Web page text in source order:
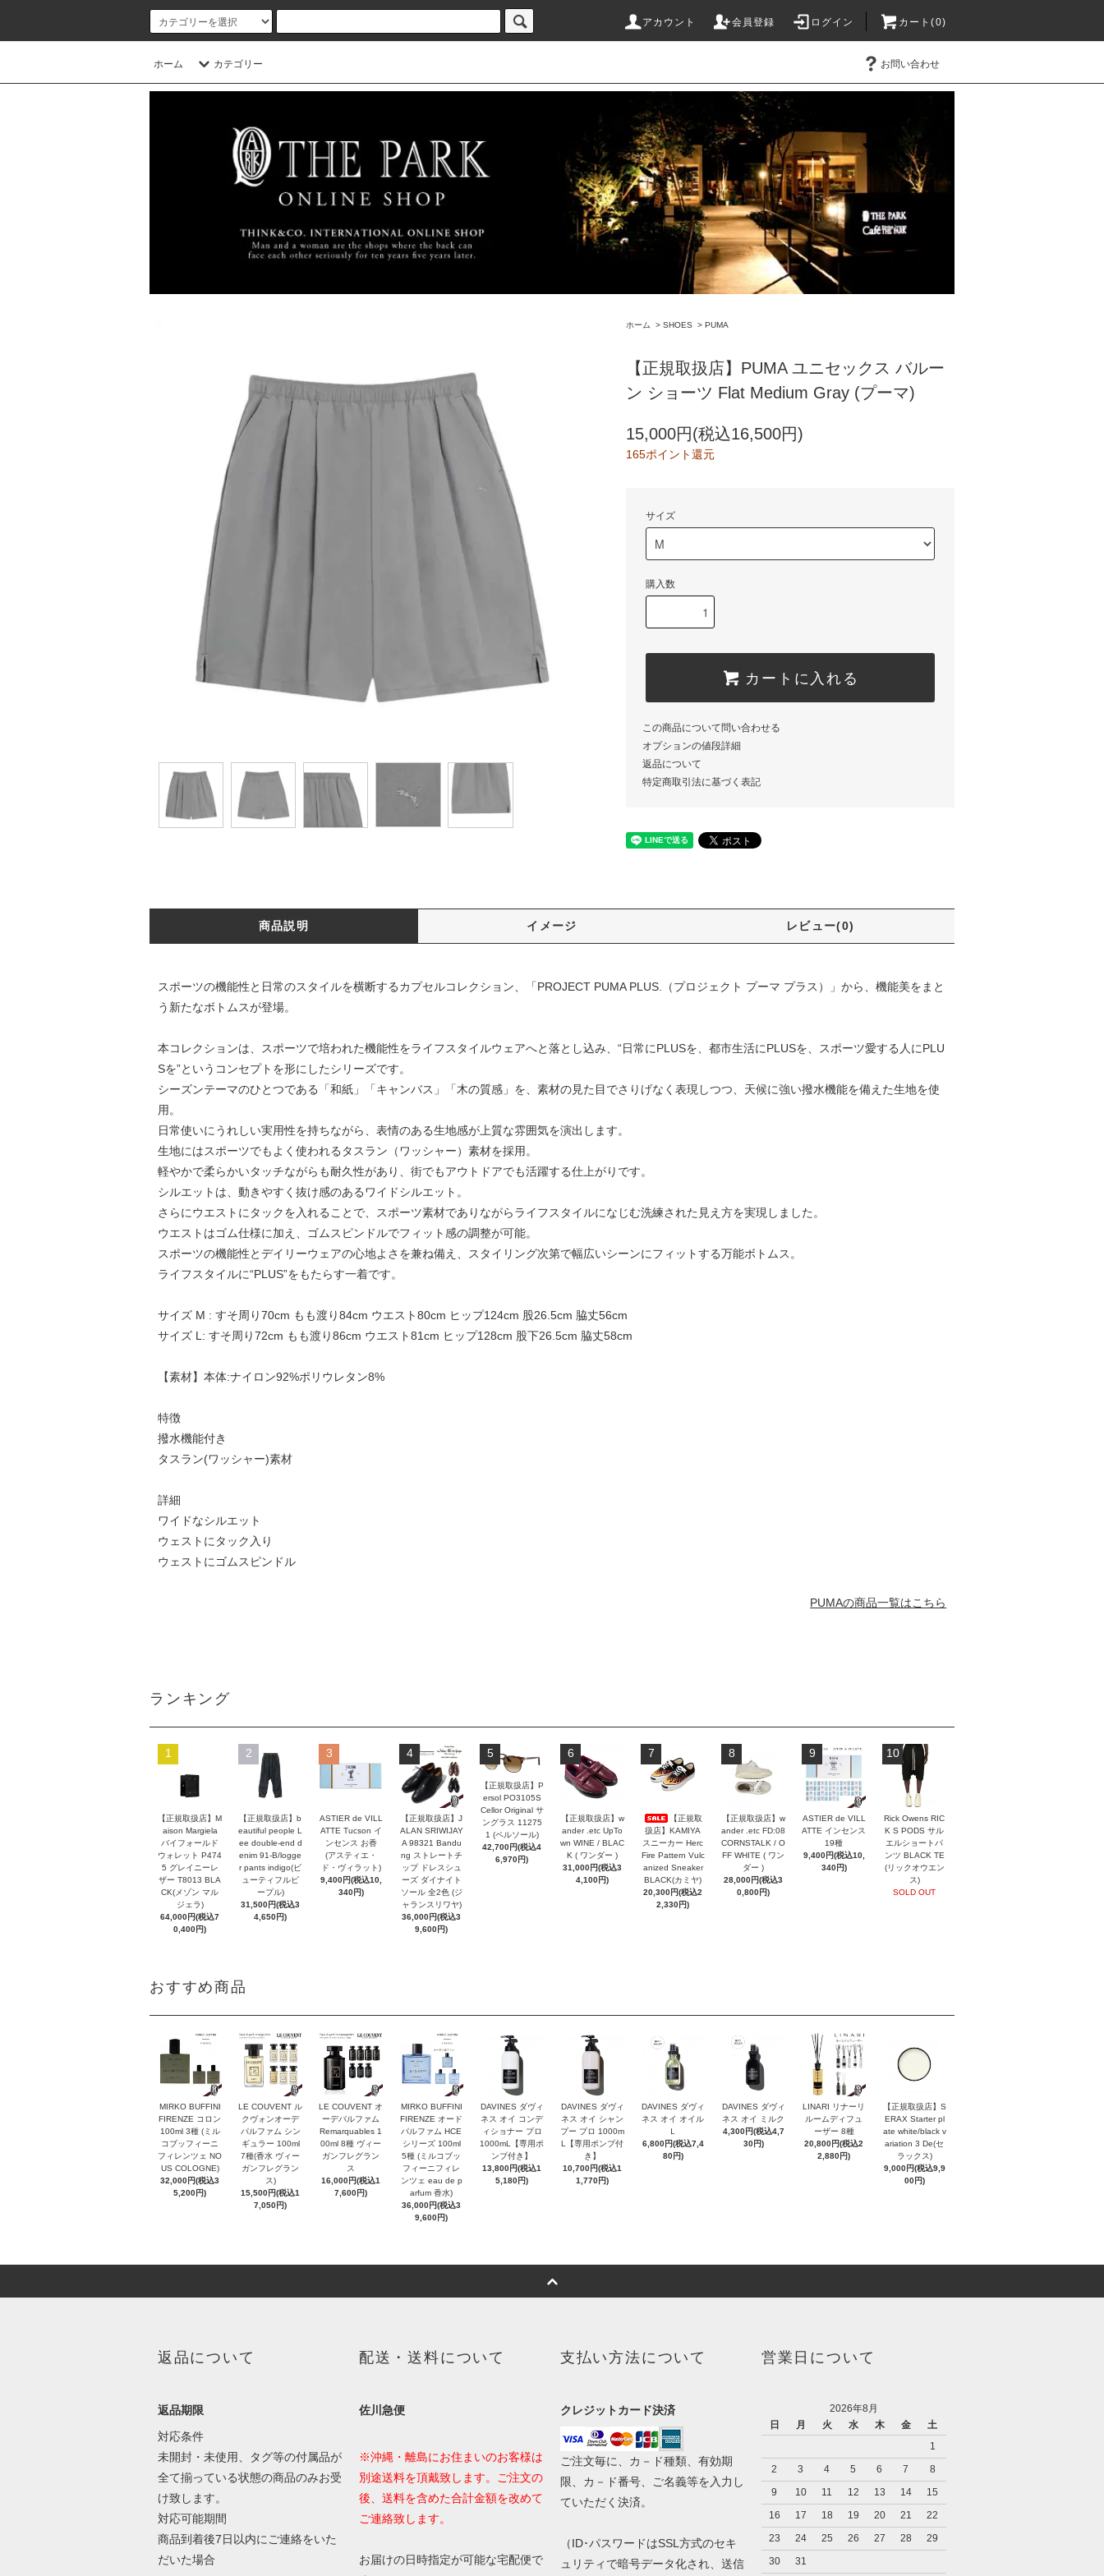
アカウント 会員登録 ログイン カート(0)
ホーム カテゴリー お問い合わせ
ホーム > SHOES > PUMA
【正規取扱店】PUMA ユニセックス バルー
ン ショーツ Flat Medium Gray (プーマ)
15,000円(税込16,500円)
165ポイント還元
サイズ
購入数
カートに入れる
この商品について問い合わせる
オプションの値段詳細
返品について
特定商取引法に基づく表記
商品説明 イメージ レビュー(0)
スポーツの機能性と日常のスタイルを横断するカプセルコレクション、「PROJECT PUMA PLUS.（プロジェクト プーマ プラス）」から、機能美をまと
う新たなボトムスが登場。
本コレクションは、スポーツで培われた機能性をライフスタイルウェアへと落とし込み、“日常にPLUSを、都市生活にPLUSを、スポーツ愛する人にPLU
Sを”というコンセプトを形にしたシリーズです。
シーズンテーマのひとつである「和紙」「キャンバス」「木の質感」を、素材の見た目でさりげなく表現しつつ、天候に強い撥水機能を備えた生地を使
用。
日常使いにうれしい実用性を持ちながら、表情のある生地感が上質な雰囲気を演出します。
生地にはスポーツでもよく使われるタスラン（ワッシャー）素材を採用。
軽やかで柔らかいタッチながらも耐久性があり、街でもアウトドアでも活躍する仕上がりです。
シルエットは、動きやすく抜け感のあるワイドシルエット。
さらにウエストにタックを入れることで、スポーツ素材でありながらライフスタイルになじむ洗練された見え方を実現しました。
ウエストはゴム仕様に加え、ゴムスピンドルでフィット感の調整が可能。
スポーツの機能性とデイリーウェアの心地よさを兼ね備え、スタイリング次第で幅広いシーンにフィットする万能ボトムス。
ライフスタイルに“PLUS”をもたらす一着です。
サイズ M : すそ周り70cm もも渡り84cm ウエスト80cm ヒップ124cm 股26.5cm 脇丈56cm
サイズ L: すそ周り72cm もも渡り86cm ウエスト81cm ヒップ128cm 股下26.5cm 脇丈58cm
【素材】本体:ナイロン92%ポリウレタン8%
特徴
撥水機能付き
タスラン(ワッシャー)素材
詳細
ワイドなシルエット
ウェストにタック入り
ウェストにゴムスピンドル
PUMAの商品一覧はこちら
ランキング
1
【正規取扱店】M
aison Margiela
バイフォールド
ウォレット P474
5 グレイニーレ
ザー T8013 BLA
CK(メゾン マル
ジェラ)
64,000円(税込7
0,400円)
2
【正規取扱店】b
eautiful people L
ee double-end d
enim 91-B/logge
r pants indigo(ビ
ューティフルピ
ープル)
31,500円(税込3
4,650円)
3
ASTIER de VILL
ATTE Tucson イ
ンセンス お香
(アスティエ・
ド・ヴィラット)
9,400円(税込10,
340円)
4
【正規取扱店】J
ALAN SRIWIJAY
A 98321 Bandu
ng ストレートチ
ップ ドレスシュ
ーズ ダイナイト
ソール 全2色 (ジ
ャランスリワヤ)
36,000円(税込3
9,600円)
5
【正規取扱店】P
ersol PO3105S
Cellor Original サ
ングラス 11275
1 (ペルソール)
42,700円(税込4
6,970円)
6
【正規取扱店】w
ander .etc UpTo
wn WINE / BLAC
K ( ワンダー )
31,000円(税込3
4,100円)
7
【正規取
扱店】KAMIYA
スニーカー Herc
Fire Pattern Vulc
anized Sneaker
BLACK(カミヤ)
20,300円(税込2
2,330円)
8
【正規取扱店】w
ander .etc FD:08
CORNSTALK / O
FF WHITE ( ワン
ダー )
28,000円(税込3
0,800円)
9
ASTIER de VILL
ATTE インセンス
19種
9,400円(税込10,
340円)
10
Rick Owens RIC
K S PODS サル
エルショートパ
ンツ BLACK TE
(リックオウエン
ス)
SOLD OUT
おすすめ商品
MIRKO BUFFINI
FIRENZE コロン
100ml 3種 (ミル
コブッフィーニ
フィレンツェ NO
US COLOGNE)
32,000円(税込3
5,200円)
LE COUVENT ル
クヴォンオーデ
パルファム シン
ギュラー 100ml
7種(香水 ヴィー
ガンフレグラン
ス)
15,500円(税込1
7,050円)
LE COUVENT オ
ーデパルファム
Remarquables 1
00ml 8種 ヴィー
ガンフレグラン
ス
16,000円(税込1
7,600円)
MIRKO BUFFINI
FIRENZE オード
パルファム HCE
シリーズ 100ml
5種 (ミルコブッ
フィーニフィレ
ンツェ eau de p
arfum 香水)
36,000円(税込3
9,600円)
DAVINES ダヴィ
ネス オイ コンデ
ィショナー プロ
1000mL【専用ポ
ンプ付き】
13,800円(税込1
5,180円)
DAVINES ダヴィ
ネス オイ シャン
プー プロ 1000m
L【専用ポンプ付
き】
10,700円(税込1
1,770円)
DAVINES ダヴィ
ネス オイ オイル
Ｌ
6,800円(税込7,4
80円)
DAVINES ダヴィ
ネス オイ ミルク
4,300円(税込4,7
30円)
LINARI リナーリ
ルームディフュ
ーザー 8種
20,800円(税込2
2,880円)
【正規取扱店】S
ERAX Starter pl
ate white/black v
ariation 3 De(セ
ラックス)
9,000円(税込9,9
00円)
返品について
返品期限
対応条件
未開封・未使用、タグ等の付属品が
全て揃っている状態の商品のみお受
け致します。
対応可能期間
商品到着後7日以内にご連絡をいた
だいた場合
配送・送料について
佐川急便
※沖縄・離島にお住まいのお客様は
別途送料を頂戴致します。ご注文の
後、送料を含めた合計金額を改めて
ご連絡致します。
お届けの日時指定が可能な宅配便で
支払い方法について
クレジットカード決済
ご注文毎に、カ－ド種類、有効期
限、カ－ド番号、ご名義等を入力し
ていただく決済。
（ID･パスワードはSSL方式のセキ
ュリティで暗号データ化され、送信
営業日について
2026年8月
日
月 火 水 木 金
土
1
2
3 4 5 6 7
8
9
10 11 12 13 14
15
16
17 18 19 20 21
22
23
24 25 26 27 28
29
30
31